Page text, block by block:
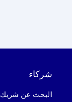
شركاء
البحث عن شريك